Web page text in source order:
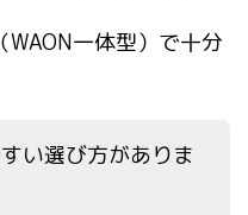
一体型）で十分
い選び方がありま